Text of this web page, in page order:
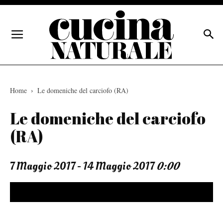
Home Le domeniche del carciofo (RA)
Le domeniche del carciofo
(RA)
7 Maggio 2017 - 14 Maggio 20170:00